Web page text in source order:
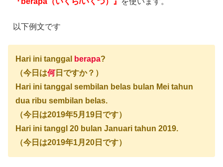
以下例文です
Hari ini tanggal berapa?
（今日は何日ですか？）
Hari ini tanggal sembilan belas bulan Mei tahun
dua ribu sembilan belas.
（今日は2019年5月19日です）
Hari ini tanggl 20 bulan Januari tahun 2019.
（今日は2019年1月20日です）